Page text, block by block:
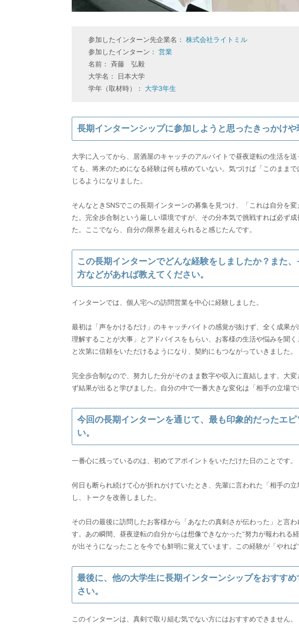
参加したインターン先企業名： 株式会社ライトミル
参加したインターン： 営業
名前： 斉藤 弘毅
大学名： 日本大学
学年（取材時）： 大学3年生
長期インターンシップに参加しようと思ったきっかけや
大学に入ってから、居酒屋のキャッチのアルバイトで昼夜逆転の生活を
ても、将来のためになる経験は何も積めていない。気づけば「このまま
じるようになりました。
そんなときSNSでこの長期インターンの募集を見つけ、「これは自分を
た。完全歩合制という厳しい環境ですが、その分本気で挑戦すれば必ず
た。ここでなら、自分の限界を超えられると感じたんです。
この長期インターンでどんな経験をしましたか？また
方などがあれば教えてください。
インターンでは、個人宅への訪問営業を中心に経験しました。
最初は「声をかけるだけ」のキャッチバイトの感覚が抜けず、全く成果
理解することが大事」とアドバイスをもらい、お客様の生活や悩みを聞
と次第に信頼をいただけるようになり、契約にもつながっていきました。
完全歩合制なので、努力した分がそのまま数字や収入に直結します。大
ず結果が出ると学びました。自分の中で一番大きな変化は「相手の立場で
今回の長期インターンを通じて、最も印象的だったエ
い。
一番心に残っているのは、初めてアポイントをいただけた日のことです。
何日も断られ続けて心が折れかけていたとき、先輩に言われた「相手の
し、トークを改善しました。
その日の最後に訪問したお客様から「あなたの真剣さが伝わった」と言
す。あの瞬間、昼夜逆転の自分からは想像できなかった“努力が報われる
が出そうになったことを今でも鮮明に覚えています。この経験が「やれば
最後に、他の大学生に長期インターンシップをおすす
さい。
このインターンは、真剣で取り組む気でない方にはおすすめできません。